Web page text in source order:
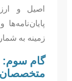
اصیل و
زمینه به
گام سوم:
متخصصان